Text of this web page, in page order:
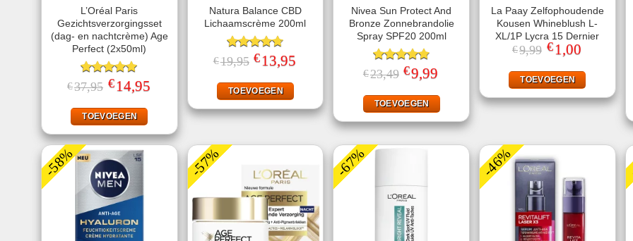
L’Oréal Paris
Gezichtsverzorgingsset
(dag- en nachtcrème) Age
Perfect (2x50ml)
Gewaardeerd
5.00uit 5
€37,95 Oorspronkelijke
prijs
€37,95.
€ 14,95prijs
TOEVOEGEN
Natura Balance CBD
Lichaamscrème 200ml
Gewaardeerd
4.67uit 5
€19,95 Oorspronkelijke
prijs
€19,95.
€ 13,95
TOEVOEGEN
Nivea Sun Protect And
Bronze Zonnebrandolie
Spray SPF20 200ml
Gewaardeerd
4.78uit 5
€23,49 Oorspronkelijke
prijs
€23,49.
€9,99
€9,99.
TOEVOEGEN
La Paay Zelfophoudende
Kousen Whineblush L-
XL/1P Lycra 15 Dernier
€9,99 Oorspronkelijke
prijs
€9,99.
€ 1,00Huidige
€1,00.
TOEVOEGEN
-58% -57% -67% -46%